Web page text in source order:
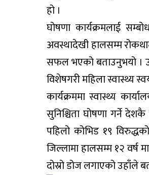
हो ।
घोषणा कार्यक्रमलाई
अवस्थादेखी हालसम्म
सफल भएको बताउनुभयो ।
विशेषगरी महिला स्वास्थ्य
कार्यक्रममा स्वास्थ्य
सुनिश्चिता घोषणा गर्ने
पहिलो कोभिड १९
जिल्लामा हालसम्म १२ वर्ष
दोस्रो डोज लगाएको उहाँले